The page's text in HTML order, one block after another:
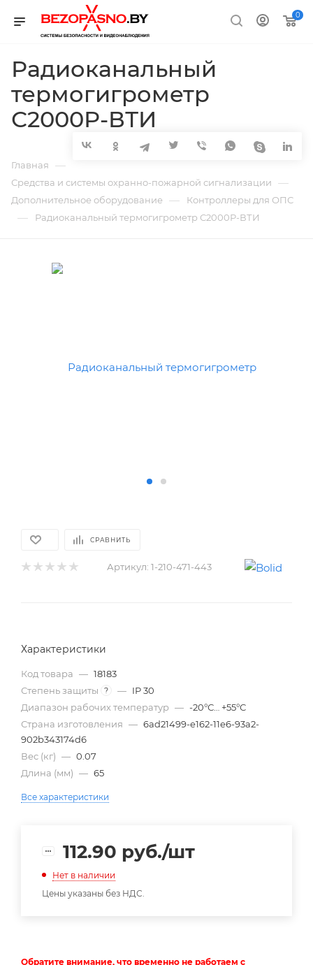
0
Радиоканальный
термогигрометр
С2000Р-ВТИ
Главная —
Средства и системы охранно-пожарной сигнализации —
Дополнительное оборудование — Контроллеры для ОПС
— Радиоканальный термогигрометр С2000Р-ВТИ
СРАВНИТЬ
Артикул: 1-210-471-443
Характеристики
Код товара — 18183
Степень защиты
? — IP 30
Диапазон рабочих температур — -20°С… +55°С
Страна изготовления — 6ad21499-e162-11e6-93a2-
902b343174d6
Вес (кг) — 0.07
Длина (мм) — 65
Все характеристики
112.90 руб./шт
Нет в наличии
Цены указаны без НДС.
Обратите внимание, что временно не работаем с